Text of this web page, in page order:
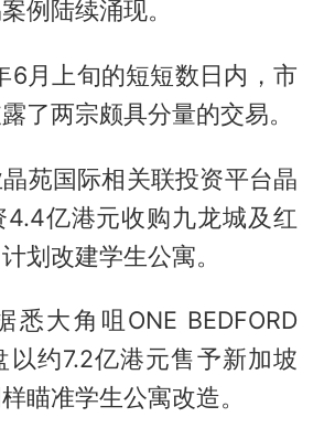
例陆续涌现。
6月上旬的短短数日内，市
了两宗颇具分量的交易。
苑国际相关联投资平台晶
亿港元收购九龙城及红
划改建学生公寓。
悉大角咀ONE BEDFORD
以约7.2亿港元售予新加坡
瞄准学生公寓改造。